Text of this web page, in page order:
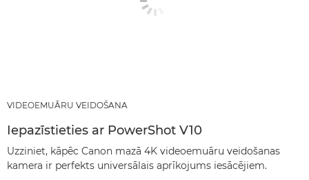
VIDEOEMUĀRU VEIDOŠANA
Iepazīstieties ar PowerShot V10
Uzziniet, kāpēc Canon mazā 4K videoemuāru veidošanas
kamera ir perfekts universālais aprīkojums iesācējiem.